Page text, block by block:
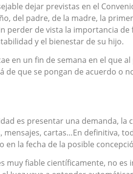
dejar previstas en el
del padre, de la madre, la
perder de vista la importancia
y el bienestar de su hijo.
en un fin de semana en el que
que se pongan de acuerdo o
es presentar una demanda, la
cartas…En definitiva,
la fecha de la posible
fiable científicamente, no es